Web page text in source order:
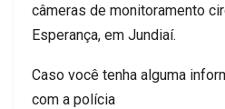
câmeras de monitoramento
Esperança, em Jundiaí.
Caso você tenha alguma
com a polícia